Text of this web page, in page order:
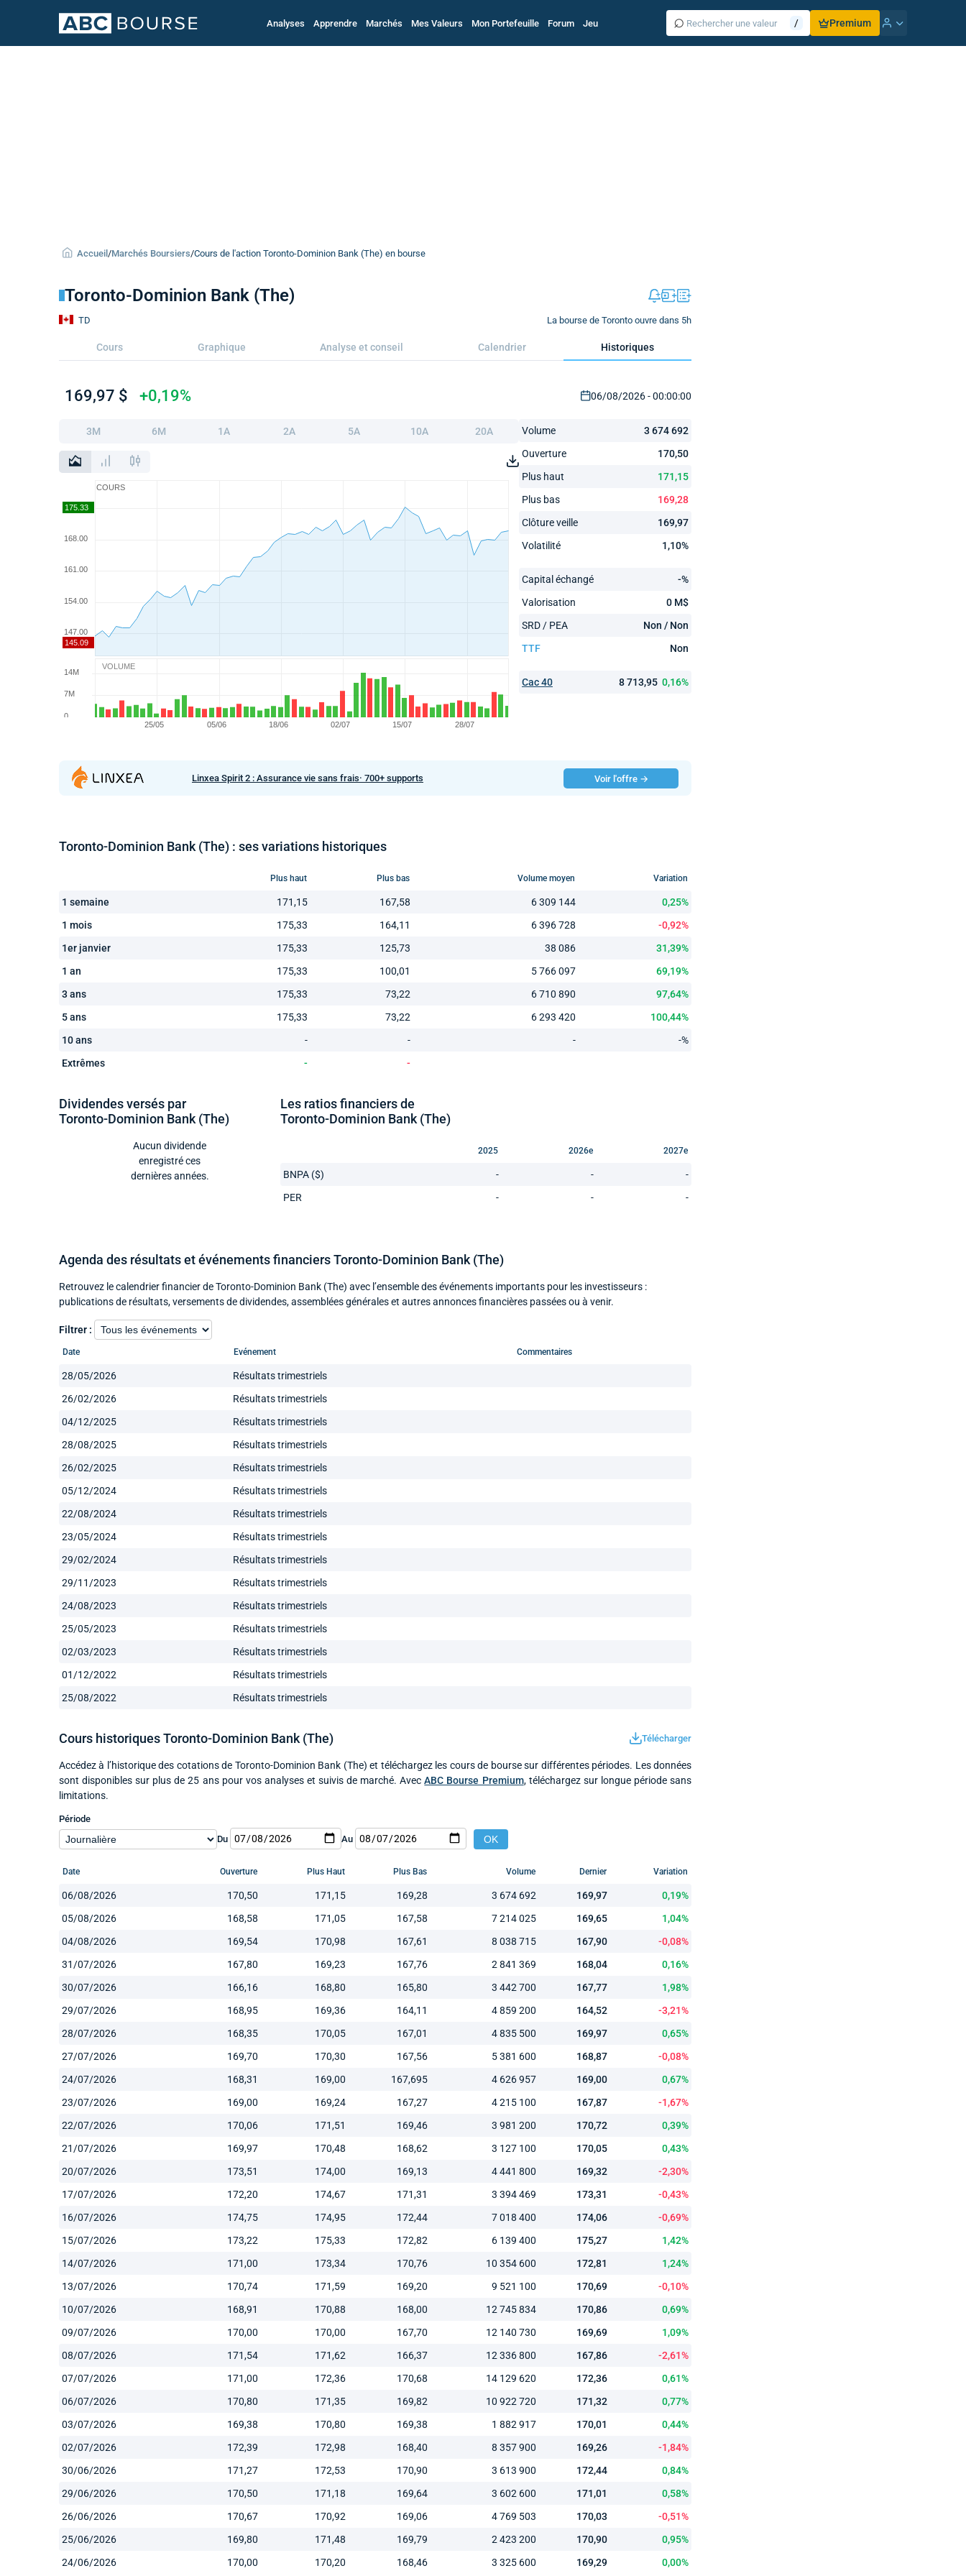
Analyses Apprendre Marchés Mes Valeurs Mon Portefeuille Forum Jeu ⌕ / Premium
Accueil /Marchés Boursiers/Cours de l'action Toronto-Dominion Bank (The) en bourse
Toronto-Dominion Bank (The)
La bourse de Toronto ouvre dans 5h
TD
Cours Graphique Analyse et conseil Calendrier Historiques
169,97 $ +0,19% 06/08/2026 - 00:00:00
3M 6M 1A 2A 5A 10A 20A
VOLUME
COURS
Volume
3 674 692
Ouverture
170,50
Plus haut
171,15
Plus bas
169,28
Clôture veille
169,97
Volatilité
1,10%
Capital échangé
-%
Valorisation
0 M$
SRD / PEA
Non / Non
TTF
Non
Cac 40 8 713,95 0,16%
Linxea Spirit 2 : Assurance vie sans frais· 700+ supports Voir l'offre →
Toronto-Dominion Bank (The) : ses variations historiques
Plus haut Plus bas Volume moyen Variation
1 semaine 171,15 167,58 6 309 144
0,25%
1 mois
175,33 164,11 6 396 728
-0,92%
1er janvier
175,33 125,73 38 086
31,39%
1 an
175,33 100,01 5 766 097
69,19%
3 ans
175,33 73,22 6 710 890
97,64%
5 ans
175,33 73,22 6 293 420
100,44%
10 ans
- - -
-%
Extrêmes
- -
Dividendes versés par
Toronto-Dominion Bank (The)
Aucun dividende
enregistré ces
dernières années.
Les ratios financiers de
Toronto-Dominion Bank (The)
2025 2026e 2027e
BNPA ($) - -
-
PER
- - -
Agenda des résultats et événements financiers Toronto-Dominion Bank (The)
Retrouvez le calendrier financier de Toronto-Dominion Bank (The) avec l’ensemble des événements importants pour les investisseurs :
publications de résultats, versements de dividendes, assemblées générales et autres annonces financières passées ou à venir.
Filtrer :
Date Evénement Commentaires
28/05/2026
Résultats trimestriels
26/02/2026
Résultats trimestriels
04/12/2025
Résultats trimestriels
28/08/2025
Résultats trimestriels
26/02/2025
Résultats trimestriels
05/12/2024
Résultats trimestriels
22/08/2024
Résultats trimestriels
23/05/2024
Résultats trimestriels
29/02/2024
Résultats trimestriels
29/11/2023
Résultats trimestriels
24/08/2023
Résultats trimestriels
25/05/2023
Résultats trimestriels
02/03/2023
Résultats trimestriels
01/12/2022
Résultats trimestriels
25/08/2022
Résultats trimestriels
Cours historiques Toronto-Dominion Bank (The) Télécharger
Accédez à l’historique des cotations de Toronto-Dominion Bank (The) et téléchargez les cours de bourse sur différentes périodes. Les données
sont disponibles sur plus de 25 ans pour vos analyses et suivis de marché. AvecABC Bourse Premium, téléchargez sur longue période sans
limitations.
Période
Du
Au
Date Ouverture Plus Haut Plus Bas Volume Dernier Variation
06/08/2026 170,50 171,15 169,28 3 674 692 169,97
0,19%
05/08/2026
168,58 171,05 167,58 7 214 025 169,65
1,04%
04/08/2026
169,54 170,98 167,61 8 038 715 167,90
-0,08%
31/07/2026
167,80 169,23 167,76 2 841 369 168,04
0,16%
30/07/2026
166,16 168,80 165,80 3 442 700 167,77
1,98%
29/07/2026
168,95 169,36 164,11 4 859 200 164,52
-3,21%
28/07/2026
168,35 170,05 167,01 4 835 500 169,97
0,65%
27/07/2026
169,70 170,30 167,56 5 381 600 168,87
-0,08%
24/07/2026
168,31 169,00 167,695 4 626 957 169,00
0,67%
23/07/2026
169,00 169,24 167,27 4 215 100 167,87
-1,67%
22/07/2026
170,06 171,51 169,46 3 981 200 170,72
0,39%
21/07/2026
169,97 170,48 168,62 3 127 100 170,05
0,43%
20/07/2026
173,51 174,00 169,13 4 441 800 169,32
-2,30%
17/07/2026
172,20 174,67 171,31 3 394 469 173,31
-0,43%
16/07/2026
174,75 174,95 172,44 7 018 400 174,06
-0,69%
15/07/2026
173,22 175,33 172,82 6 139 400 175,27
1,42%
14/07/2026
171,00 173,34 170,76 10 354 600 172,81
1,24%
13/07/2026
170,74 171,59 169,20 9 521 100 170,69
-0,10%
10/07/2026
168,91 170,88 168,00 12 745 834 170,86
0,69%
09/07/2026
170,00 170,00 167,70 12 140 730 169,69
1,09%
08/07/2026
171,54 171,62 166,37 12 336 800 167,86
-2,61%
07/07/2026
171,00 172,36 170,68 14 129 620 172,36
0,61%
06/07/2026
170,80 171,35 169,82 10 922 720 171,32
0,77%
03/07/2026
169,38 170,80 169,38 1 882 917 170,01
0,44%
02/07/2026
172,39 172,98 168,40 8 357 900 169,26
-1,84%
30/06/2026
171,27 172,53 170,90 3 613 900 172,44
0,84%
29/06/2026
170,50 171,18 169,64 3 602 600 171,01
0,58%
26/06/2026
170,67 170,92 169,06 4 769 503 170,03
-0,51%
25/06/2026
169,80 171,48 169,79 2 423 200 170,90
0,95%
24/06/2026
170,00 170,20 168,46 3 325 600 169,29 0,00%